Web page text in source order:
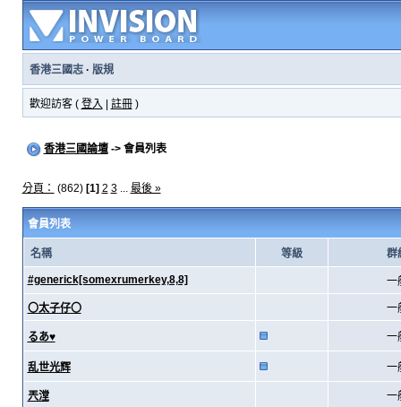
香港三國志· 版規
歡迎訪客 ( 登入 註冊)
香港三國論壇-> 會員列表
分頁： (862) [1] 2 3... 最後 »
會員列表
名稱 等級 群
#generick[somexrumerkey,8,8] 一
〇太子仔〇 一
るあ♥ 一
乱世光辉 一
兲漟 一